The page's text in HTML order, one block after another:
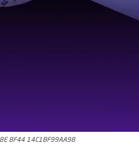
8F44 14C1BF99AA98